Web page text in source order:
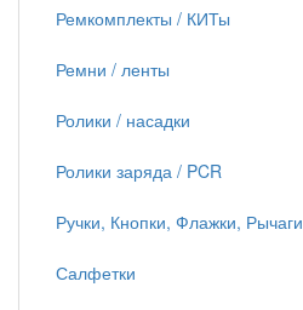
Ремкомплекты / КИТы
Ремни / ленты
Ролики / насадки
Ролики заряда / PCR
Ручки, Кнопки, Флажки, Рычаги
Салфетки